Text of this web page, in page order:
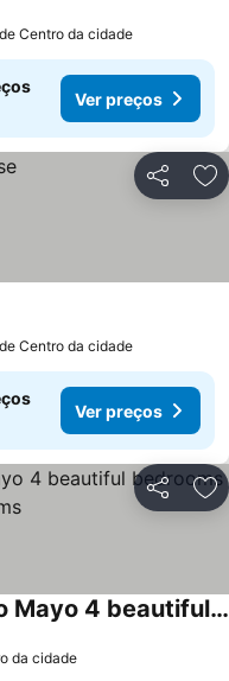
Centro da cidade
Ver preços
Partilhar
Centro da cidade
Ver preços
Partilhar
The Red Door Westport Co Mayo 4 beautiful bedrooms 4 bathrooms
da cidade